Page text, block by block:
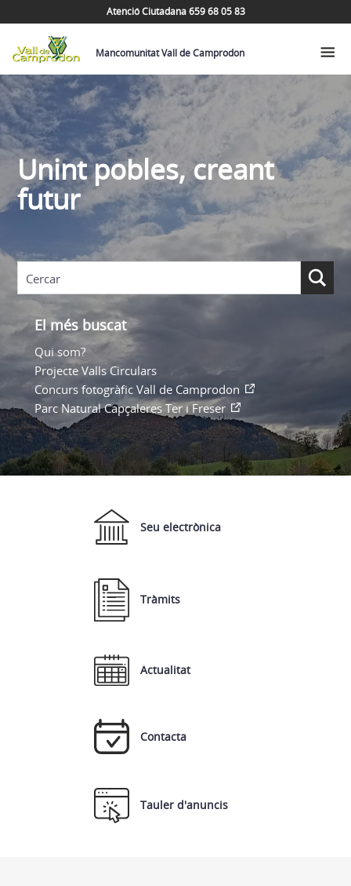
Atenció Ciutadana 659 68 05 83
Mancomunitat Vall de Camprodon
Unint pobles, creant
futur
El més buscat
Qui som?
Projecte Valls Circulars
Concurs fotogràfic Vall de Camprodon
Parc Natural Capçaleres Ter i Freser
Seu electrònica
Tràmits
Actualitat
Contacta
Tauler d'anuncis